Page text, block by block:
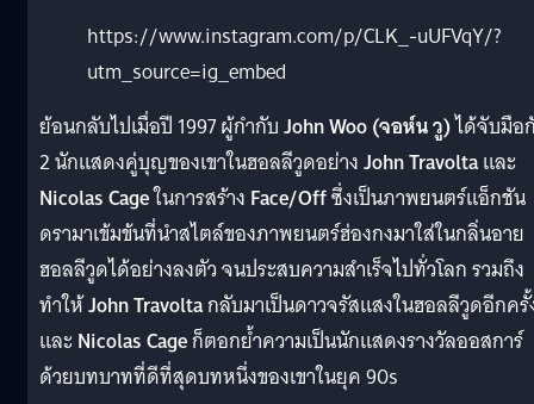
https://www.instagram.com/p/CLK_-uUFVqY/?
utm_source=ig_embed
ย้อนกลับไปเมื่อปี 1997 ผู้กำกับJohn Woo (จอห์น วู)ได้จับมือ
2 นักแสดงคู่บุญของเขาในฮอลลีวูดอย่างJohn Travoltaและ
Nicolas Cageในการสร้าง Face/Offซึ่งเป็นภาพยนตร์แอ็กชัน
ดรามาเข้มข้นที่นำสไตล์ของภาพยนตร์ฮ่องกงมาใส่ในกลิ่นอาย
ฮอลลีวูดได้อย่างลงตัว จนประสบความสำเร็จไปทั่วโลก รวมถึง
ทำให้John Travoltaกลับมาเป็นดาวจรัสแสงในฮอลลีวูดอีกครั้
และNicolas Cageก็ตอกย้ำความเป็นนักแสดงรางวัลออสการ์
ด้วยบทบาทที่ดีที่สุดบทหนึ่งของเขาในยุค 90s